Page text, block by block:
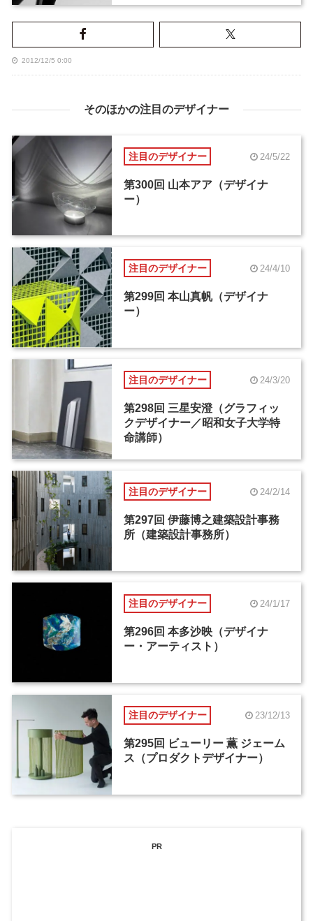
2012/12/5 0:00
そのほかの注目のデザイナー
注目のデザイナー 24/5/22
第300回 山本アア（デザイナ
ー）
注目のデザイナー 24/4/10
第299回 本山真帆（デザイナ
ー）
注目のデザイナー 24/3/20
第298回 三星安澄（グラフィッ
クデザイナー／昭和女子大学特
命講師）
注目のデザイナー 24/2/14
第297回 伊藤博之建築設計事務
所（建築設計事務所）
注目のデザイナー 24/1/17
第296回 本多沙映（デザイナ
ー・アーティスト）
注目のデザイナー 23/12/13
第295回 ビューリー 薫 ジェーム
ス（プロダクトデザイナー）
PR